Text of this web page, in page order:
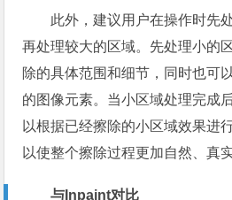
此外，建议用户在操作时先
再处理较大的区域。先处理小的
除的具体范围和细节，同时也可
的图像元素。当小区域处理完成
以根据已经擦除的小区域效果进
以使整个擦除过程更加自然、真实
与Inpaint对比